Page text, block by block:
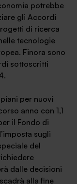
potrebbe
gli Accordi
di ricerca
tecnologie
Finora sono
sottoscritti
per nuovi
anno con 1,1
il Fondo di
sugli
del
dalle decisioni
alla fine